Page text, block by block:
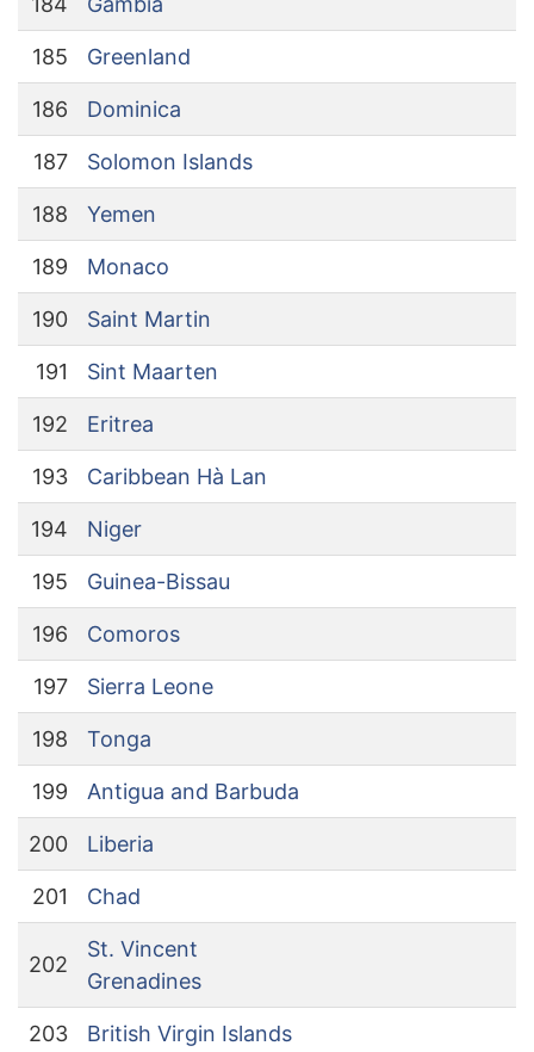
185 Greenland
186 Dominica
187 Solomon Islands
188 Yemen
189 Monaco
190 Saint Martin
191 Sint Maarten
192 Eritrea
193 Caribbean Hà Lan
194 Niger
195 Guinea-Bissau
196 Comoros
197 Sierra Leone
198 Tonga
199 Antigua and Barbuda
200 Liberia
201 Chad
202
St. Vincent
Grenadines
203 British Virgin Islands